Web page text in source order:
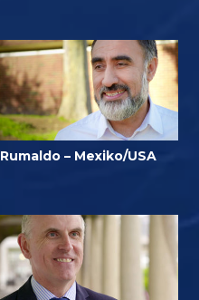
Rumaldo – Mexiko/USA